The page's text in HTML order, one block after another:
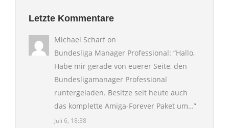
Letzte Kommentare
Michael Scharf on
Bundesliga Manager Professional: “Hallo,
Habe mir gerade von euerer Seite, den
Bundesligamanager Professional
runtergeladen. Besitze seit heute auch
das komplette Amiga-Forever Paket um…”
Juli 6, 18:38